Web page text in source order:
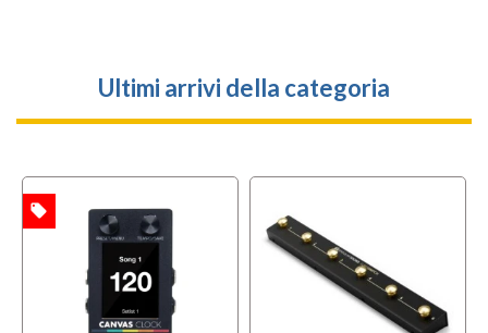
Ultimi arrivi della categoria
local_offer